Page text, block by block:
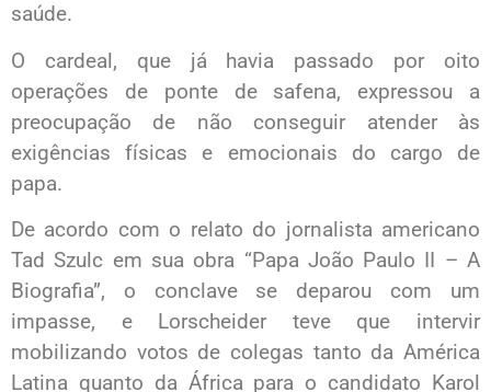
saúde.
O cardeal, que já havia passado por oito
operações de ponte de safena, expressou a
preocupação de não conseguir atender às
exigências físicas e emocionais do cargo de
papa.
De acordo com o relato do jornalista americano
Tad Szulc em sua obra “Papa João Paulo II – A
Biografia”, o conclave se deparou com um
impasse, e Lorscheider teve que intervir
mobilizando votos de colegas tanto da América
Latina quanto da África para o candidato Karol